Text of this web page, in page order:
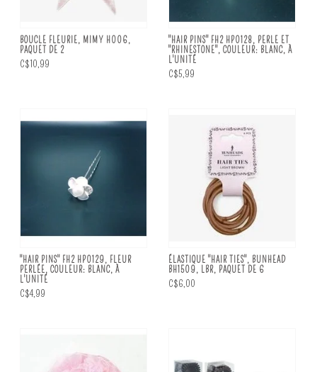
BOUCLE FLEURIE, MIMY H006,
PAQUET DE 2
C$10,99
"HAIR PINS" FH2 HP0128, PERLE ET
"RHINESTONE", COULEUR: BLANC, À
L'UNITÉ
C$5,99
"HAIR PINS" FH2 HP0129, FLEUR
PERLÉE, COULEUR: BLANC, À
L'UNITÉ
C$4,99
ÉLASTIQUE "HAIR TIES", BUNHEAD
BH1509, LBR, PAQUET DE 6
C$6,00